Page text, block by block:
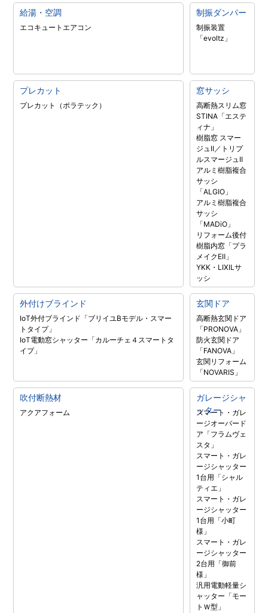
給湯・空調
エコキュート エアコン
制振ダンパー
制振装置
「evoltz」
プレカット
プレカット（ポラテック）
窓サッシ
高断熱スリム窓
STINA「エステ
ィナ」
樹脂窓 スマー
ジュII／トリプ
ルスマージュII
アルミ樹脂複合
サッシ
「ALGIO」
アルミ樹脂複合
サッシ
「MADiO」
リフォーム後付
樹脂内窓「プラ
メイクEⅡ」
YKK・LIXILサ
ッシ
外付けブラインド
IoT外付ブラインド「ブリイユBモデル・スマー
トタイプ」
IoT電動窓シャッター「カルーチェ４スマートタ
イプ」
玄関ドア
高断熱玄関ドア
「PRONOVA」
防火玄関ドア
「FANOVA」
玄関リフォーム
「NOVARIS」
吹付断熱材
アクアフォーム
ガレージシャ
ッター
スマート・ガレ
ージオーバード
ア「フラムヴェ
スタ」
スマート・ガレ
ージシャッター
1台用「シャル
ティエ」
スマート・ガレ
ージシャッター
1台用「小町
様」
スマート・ガレ
ージシャッター
2台用「御前
様」
汎用電動軽量シ
ャッター「モー
トＷ型」